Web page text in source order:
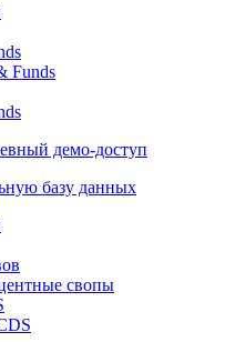
Funds
демо-доступ
базу данных
свопы